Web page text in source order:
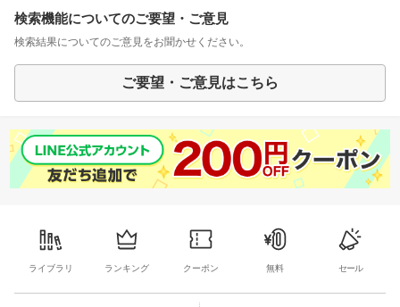
検索機能についてのご要望・ご意見
検索結果についてのご意見をお聞かせください。
ご要望・ご意見はこちら
ライブラリ ランキング クーポン 無料 セール